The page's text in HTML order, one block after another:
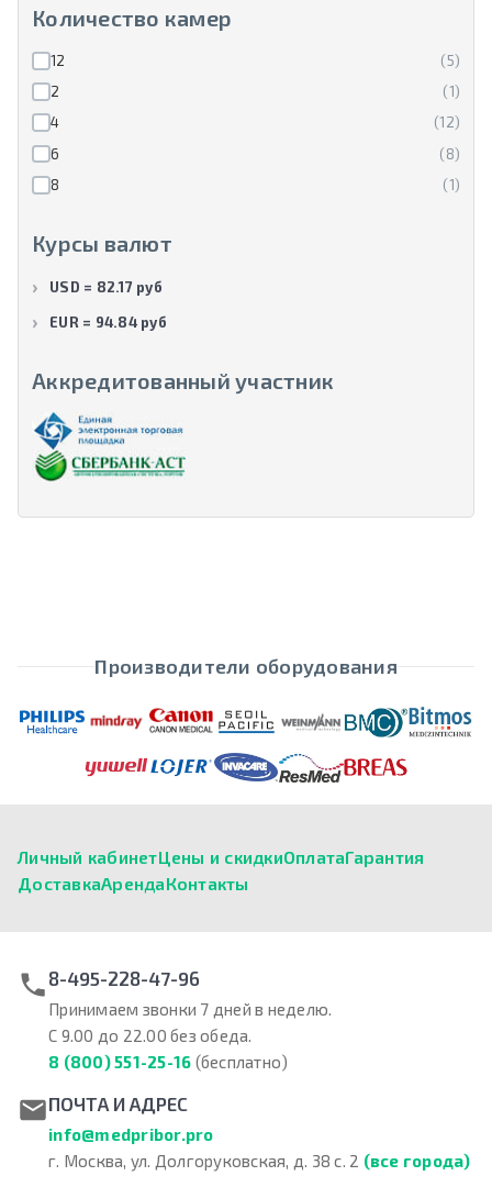
Количество камер
12
(5)
2
(1)
4
(12)
6
(8)
8
(1)
Курсы валют
USD = 82.17 руб
EUR = 94.84 руб
Аккредитованный участник
Производители оборудования
Личный кабинетЦены и скидкиОплатаГарантия
ДоставкаАрендаКонтакты
8-495-228-47-96
Принимаем звонки 7 дней в неделю.
С 9.00 до 22.00 без обеда.
8 (800) 551-25-16 (бесплатно)
ПОЧТА И АДРЕС
info@medpribor.pro
г. Москва, ул. Долгоруковская, д. 38 с. 2 (все города)